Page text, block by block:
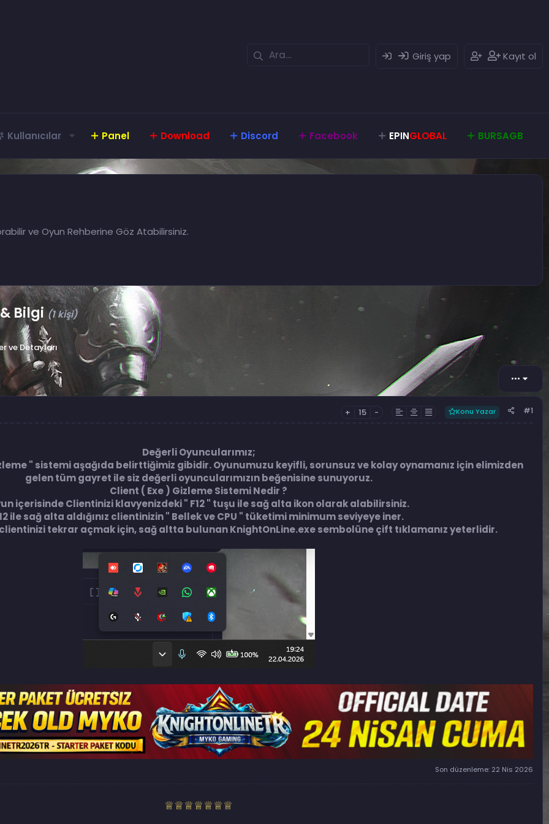
Giriş yap Kayıt ol
Kullanıcılar Panel Download Discord Facebook EPINGLOBAL BURSAGB
ve Oyun Rehberine Göz Atabilirsiniz.
Bilgi(1 kişi)
ve Detayları
•••
+ 15 - Konu Yazar #1
Değerli Oyuncularımız;
" sistemi aşağıda belirttiğimiz gibidir. Oyunumuzu keyifli, sorunsuz ve kolay oynamanız için elimizden
gelen tüm gayret ile siz değerli oyuncularımızın beğenisine sunuyoruz.
Client ( Exe ) Gizleme Sistemi Nedir ?
içerisinde Clientinizi klavyenizdeki " F12 " tuşu ile sağ alta ikon olarak alabilirsiniz.
ile sağ alta aldığınız clientinizin " Bellek ve CPU " tüketimi minimum seviyeye iner.
tekrar açmak için, sağ altta bulunan KnightOnLine.exe sembolüne çift tıklamanız yeterlidir.
Son düzenleme: 22 Nis 2026
♕♕♕♕♕♕♕